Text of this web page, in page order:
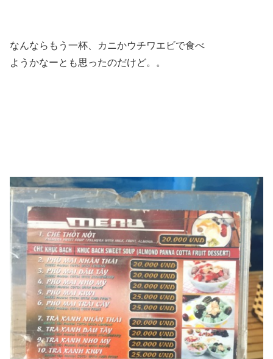
なんならもう一杯、カニかウチワエビで食べ
ようかなーとも思ったのだけど。。